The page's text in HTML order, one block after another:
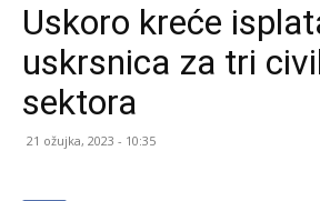
stranice
Uskoro kreće
uskrsnica za tri
sektora
21 ožujka, 2023 - 10:35